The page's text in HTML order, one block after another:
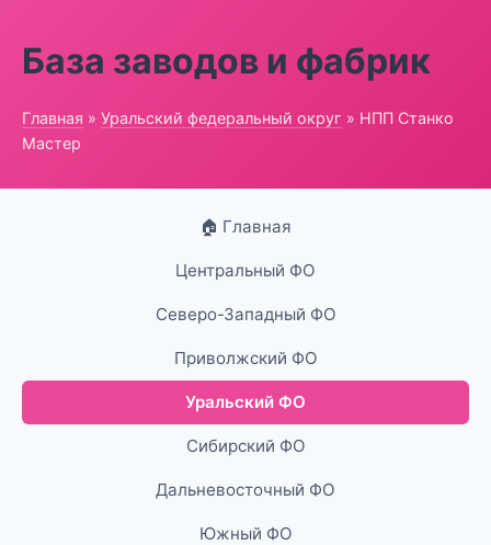
База заводов и фабрик
Главная » Уральский федеральный округ » НПП Станко
Мастер
🏠 Главная
Центральный ФО
Северо-Западный ФО
Приволжский ФО
Уральский ФО
Сибирский ФО
Дальневосточный ФО
Южный ФО